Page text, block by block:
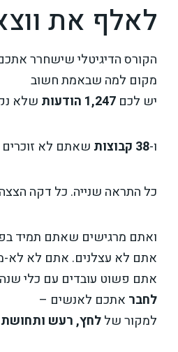
לאלף את
הקורס הדיגיטלי שישחרר
מקום למה שבאמת חשוב
יש לכם 1,247 הודעות שלא
ו-38 קבוצות שאתם לא זוכרים
כל התראה שנייה. כל דקה
ואתם מרגישים שאתם תמיד
אתם לא עצלנים. אתם לא לא-
אתם פשוט עובדים עם כלי
לחבר אתכם לאנשים –
למקור שללחץ, רעש